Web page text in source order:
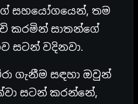
සහයෝගයෙන්, තම
කරමින් සාතන්ගේ
සටන් වදිනවා.
ගැනීම සඳහා ඔවුන්
සටන් කරන්නේ,